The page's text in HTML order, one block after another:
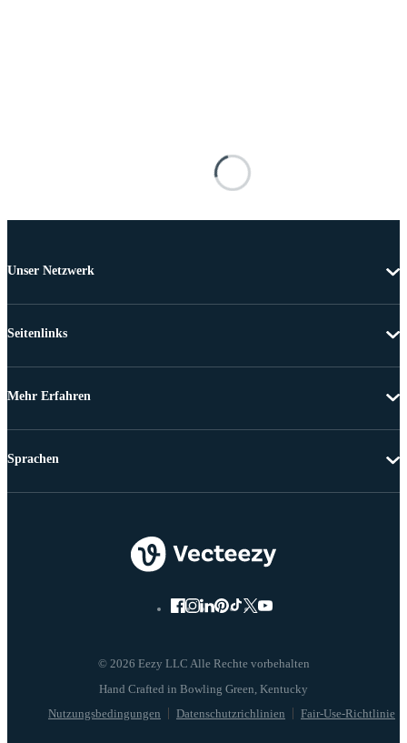
Unser Netzwerk
Seitenlinks
Mehr Erfahren
© 2026 Eezy LLC Alle Rechte vorbehalten
Nutzungsbedingungen Datenschutzrichlinien Fair-Use-Richtlinie
Sprachen